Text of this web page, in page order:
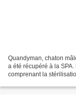
Quandyman, chaton
a été récupéré à la
comprenant la